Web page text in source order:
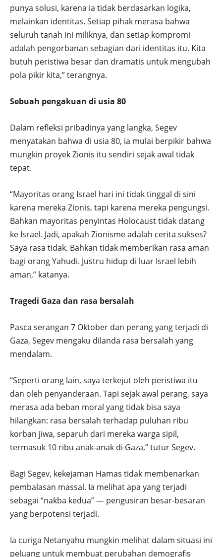
punya solusi, karena ia tidak berdasarkan logika,
melainkan identitas. Setiap pihak merasa bahwa
seluruh tanah ini miliknya, dan setiap kompromi
adalah pengorbanan sebagian dari identitas itu. Kita
butuh peristiwa besar dan dramatis untuk mengubah
pola pikir kita,” terangnya.
Sebuah pengakuan di usia 80
Dalam refleksi pribadinya yang langka, Segev
menyatakan bahwa di usia 80, ia mulai berpikir bahwa
mungkin proyek Zionis itu sendiri sejak awal tidak
tepat.
“Mayoritas orang Israel hari ini tidak tinggal di sini
karena mereka Zionis, tapi karena mereka pengungsi.
Bahkan mayoritas penyintas Holocaust tidak datang
ke Israel. Jadi, apakah Zionisme adalah cerita sukses?
Saya rasa tidak. Bahkan tidak memberikan rasa aman
bagi orang Yahudi. Justru hidup di luar Israel lebih
aman,” katanya.
Tragedi Gaza dan rasa bersalah
Pasca serangan 7 Oktober dan perang yang terjadi di
Gaza, Segev mengaku dilanda rasa bersalah yang
mendalam.
“Seperti orang lain, saya terkejut oleh peristiwa itu
dan oleh penyanderaan. Tapi sejak awal perang, saya
merasa ada beban moral yang tidak bisa saya
hilangkan: rasa bersalah terhadap puluhan ribu
korban jiwa, separuh dari mereka warga sipil,
termasuk 10 ribu anak-anak di Gaza,” tutur Segev.
Bagi Segev, kekejaman Hamas tidak membenarkan
pembalasan massal. Ia melihat apa yang terjadi
sebagai “nakba kedua” — pengusiran besar-besaran
yang berpotensi terjadi.
Ia curiga Netanyahu mungkin melihat dalam situasi ini
peluang untuk membuat perubahan demografis